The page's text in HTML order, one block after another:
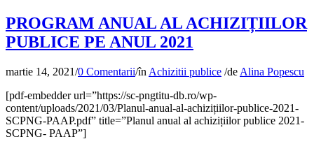
PROGRAM ANUAL AL ACHIZIȚIILOR
PUBLICE PE ANUL 2021
martie 14, 2021/0 Comentarii/în Achizitii publice /de Alina Popescu
[pdf-embedder url=”https://sc-pngtitu-db.ro/wp-
content/uploads/2021/03/Planul-anual-al-achizițiilor-publice-2021-
SCPNG-PAAP.pdf” title=”Planul anual al achizițiilor publice 2021-
SCPNG- PAAP”]